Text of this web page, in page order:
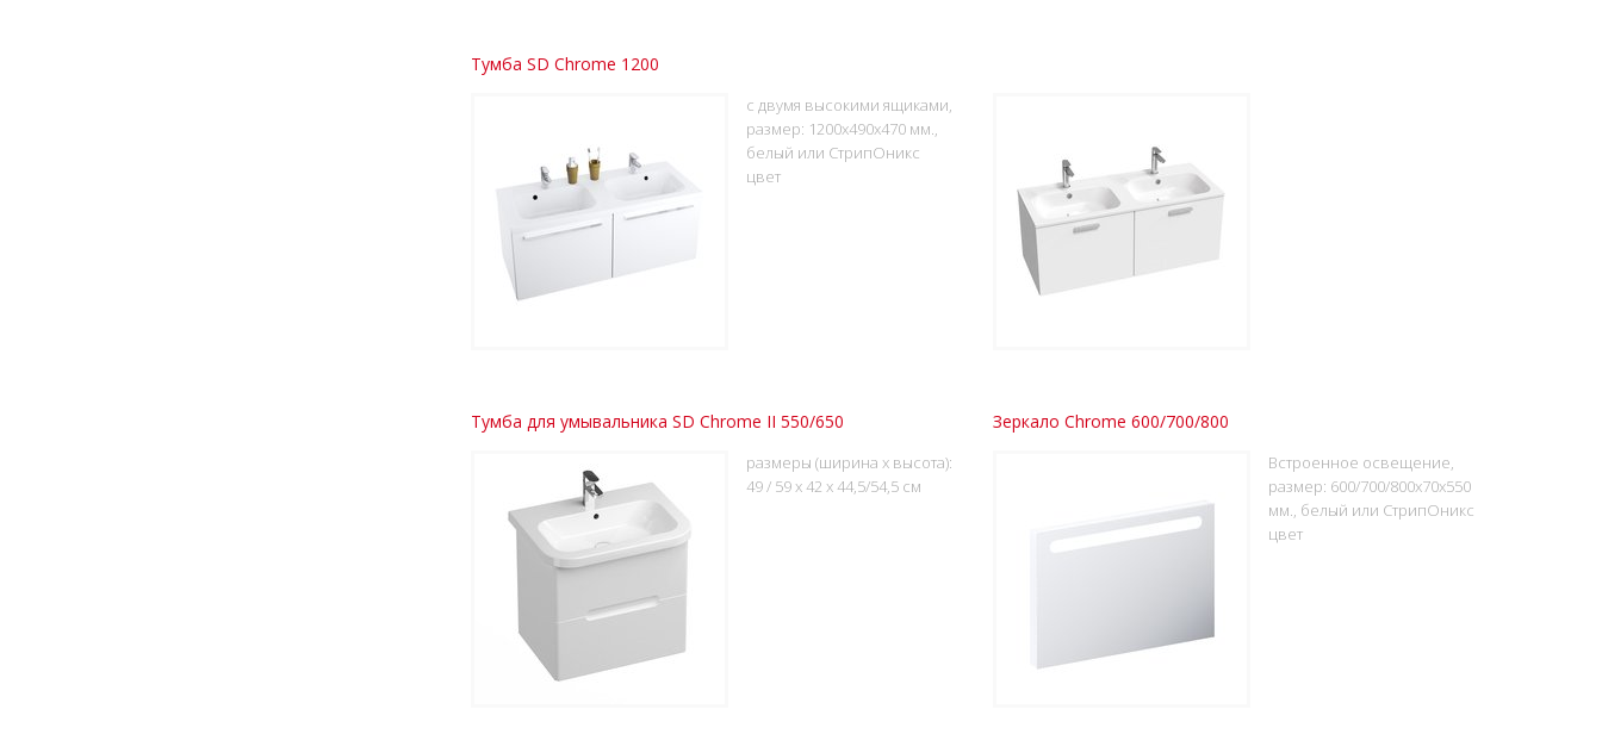
Тумба SD Chrome 1200
с двумя высокими ящиками,
размер: 1200x490x470 мм.,
белый или СтрипОникс
цвет
Тумба для умывальника SD Chrome II 550/650
размеры (ширина x высота):
49 / 59 x 42 x 44,5/54,5 см
Зеркало Chrome 600/700/800
Встроенное освещение,
размер: 600/700/800x70x550
мм., белый или СтрипОникс
цвет